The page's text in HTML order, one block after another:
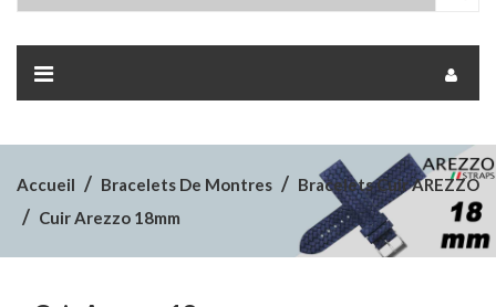
Accueil Bracelets De Montres
Bracelets Cuir AREZZO
Cuir Arezzo 18mm